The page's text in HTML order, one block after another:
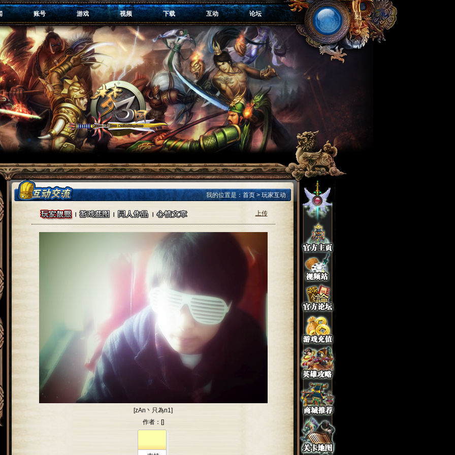
账号 游戏 视频 下载 互动 论坛
我的位置是：首页>玩家互动
上传
[zAn丶只為n1]
作者：[]